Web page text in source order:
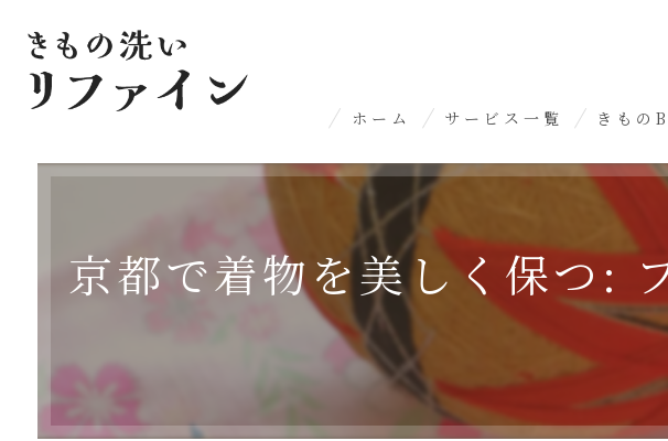
ホーム サービス一覧
名水洗いについて
染み抜きについて
丸洗いについて
プレスについて
きも
京都で着物を美しく保つ: